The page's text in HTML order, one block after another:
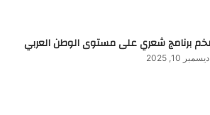
برنامج شعري على مستوى الوطن العربي
ديسمبر 10, 2025